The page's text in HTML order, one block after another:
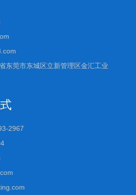
东莞市东城区立新管理区金汇工业
2967